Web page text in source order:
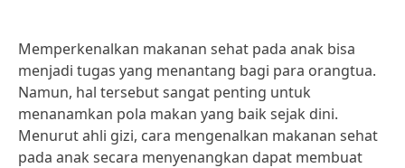
Memperkenalkan makanan sehat pada anak bisa
menjadi tugas yang menantang bagi para orangtua.
Namun, hal tersebut sangat penting untuk
menanamkan pola makan yang baik sejak dini.
Menurut ahli gizi, cara mengenalkan makanan sehat
pada anak secara menyenangkan dapat membuat